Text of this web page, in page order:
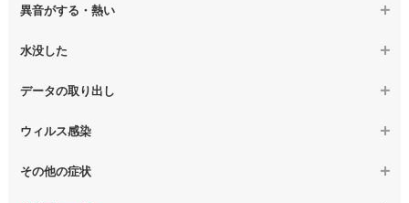
かしい、チラつく等)
【macbook】症状が選択肢にない、よく分からない
異音がする・熱い
【macbook】パソコンから異音がする
水没した
【macbook】水没してパソコンが動かない
データの取り出し
【macbook】起動しないパソコンのデータを復旧
ウィルス感染
【macbook】特定のプログラムを削除したい
その他の症状